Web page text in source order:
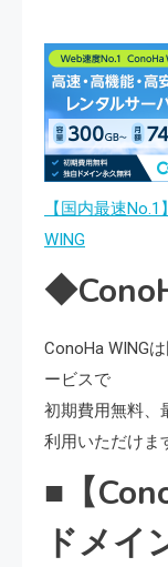
【国内最速
WING
ConoHa WING
ービスで
初期費用無料、
利用いただけま
■【
ドメイ